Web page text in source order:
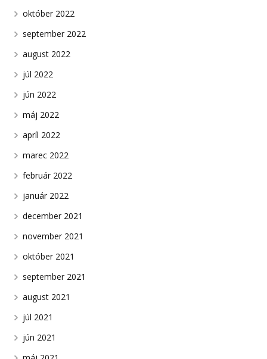
október 2022
september 2022
august 2022
júl 2022
jún 2022
máj 2022
apríl 2022
marec 2022
február 2022
január 2022
december 2021
november 2021
október 2021
september 2021
august 2021
júl 2021
jún 2021